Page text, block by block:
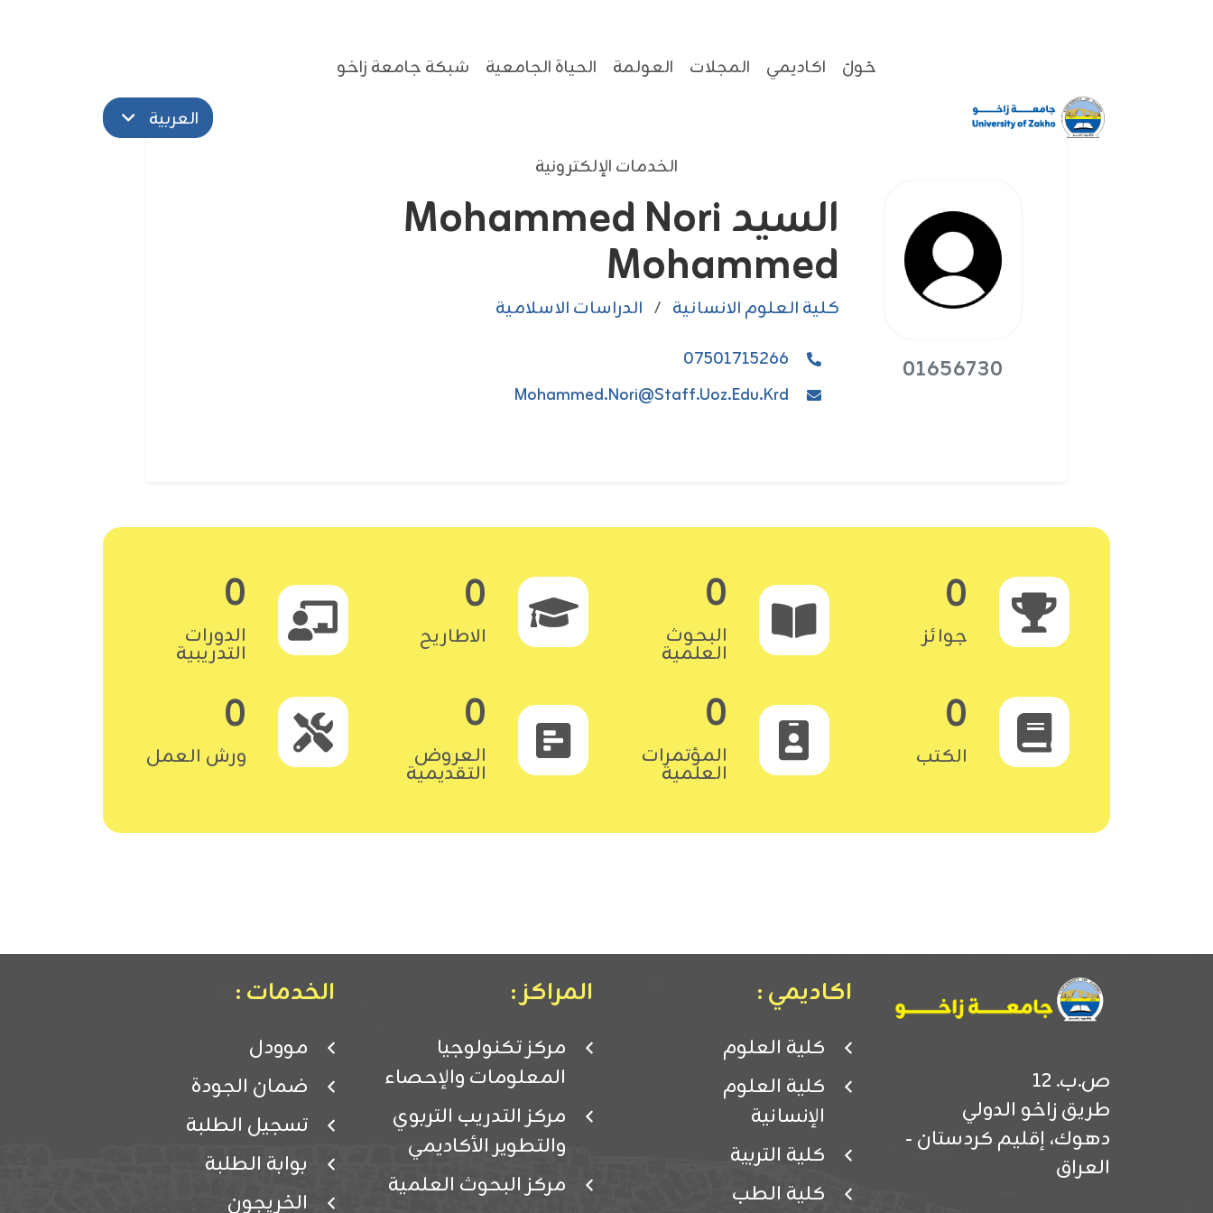
حَولَ اكاديمي المجلات العولمة الحياة الجامعية شبكة جامعة زاخو
الخدمات الإلكترونية
العربية
01656730
السيد Mohammed Nori
Mohammed
كلية العلوم الانسانية / الدراسات الاسلامية
07501715266
Mohammed.nori@staff.uoz.edu.krd
0
جوائز
0
البحوث
العلمية
0
الاطاريح
0
الدورات
التدريبية
0
الكتب
0
المؤتمرات
العلمية
0
العروض
التقديمية
0
ورش العمل
ص.ب. 12
طريق زاخو الدولي
دهوك، إقليم كردستان -
العراق
اكاديمي :
كلية العلوم
كلية العلوم
الإنسانية
كلية التربية
كلية الطب
المراكز :
مركز تكنولوجيا
المعلومات والإحصاء
مركز التدريب التربوي
والتطوير الأكاديمي
مركز البحوث العلمية
الخدمات :
موودل
ضمان الجودة
تسجيل الطلبة
بوابة الطلبة
الخريجون